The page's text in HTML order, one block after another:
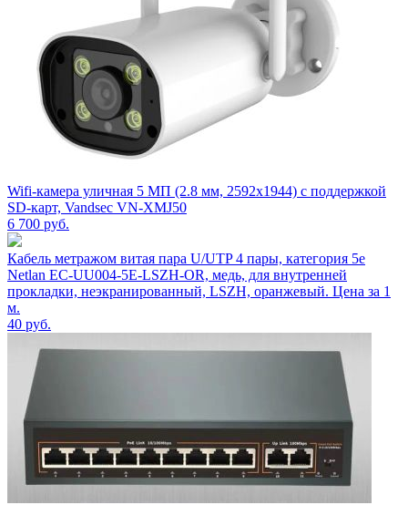
Wifi-камера уличная 5 МП (2.8 мм, 2592x1944) с поддержкой
SD-карт, Vandsec VN-XMJ50
6 700 руб.
Кабель метражом витая пара U/UTP 4 пары, категория 5e
Netlan EC-UU004-5E-LSZH-OR, медь, для внутренней
прокладки, неэкранированный, LSZH, оранжевый. Цена за 1
м.
40 руб.